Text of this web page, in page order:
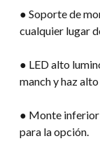
● Soporte de
cualquier lugar
● LED alto
manch y haz
● Monte
para la opción.